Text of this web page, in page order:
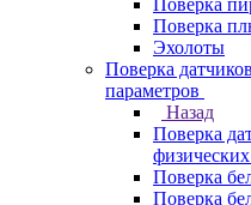
Поверка
Поверка
Эхолоты
Поверка
параметров
Назад
Поверка
Поверка
Поверка